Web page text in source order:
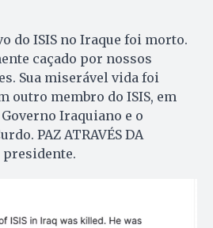
do ISIS no Iraque foi morto.
caçado por nossos
Sua miserável vida foi
outro membro do ISIS, em
Iraquiano e o
PAZ ATRAVÉS DA
presidente.